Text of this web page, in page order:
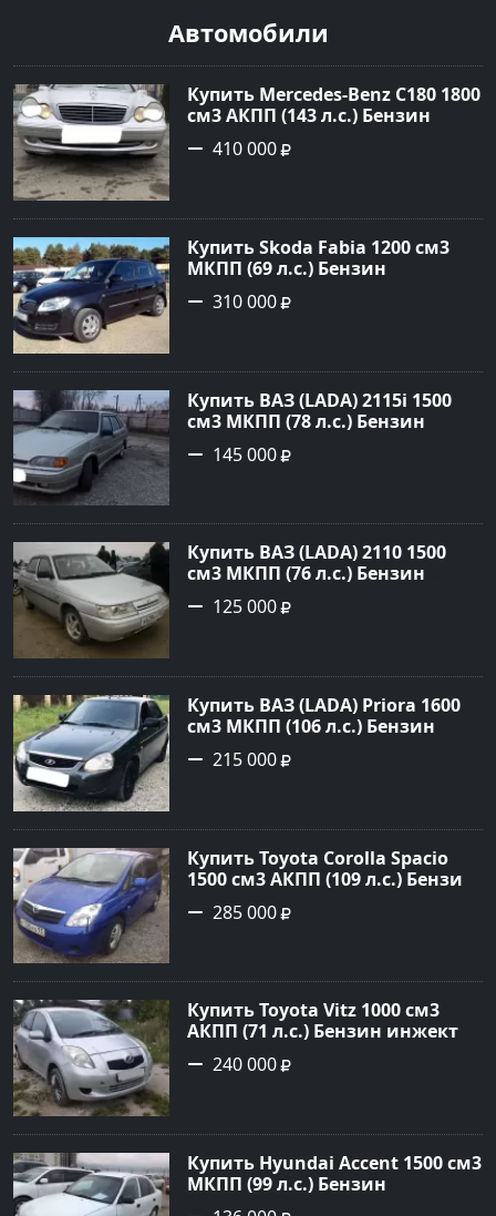
Автомобили
Купить Mercedes-Benz C180 1800
см3 АКПП (143 л.с.) Бензин
инжектор в Тимашевск : цвет
Серебряный Седан 2006 года по
Авторынок23
410 000
Купить Skoda Fabia 1200 см3
МКПП (69 л.с.) Бензин
инжектор в Кропоткин: цвет
черный Хетчбэк 2010 года по
Авторынок23
310 000
Купить ВАЗ (LADA) 2115i 1500
см3 МКПП (78 л.с.) Бензин
инжектор в Брюховецкая: цвет
Золотой Седан 2003 года по
Авторынок23
145 000
Купить ВАЗ (LADA) 2110 1500
см3 МКПП (76 л.с.) Бензин
инжектор в Новороссийск:
цвет белый Седан 2004 года по
Авторынок23
125 000
Купить ВАЗ (LADA) Priora 1600
см3 МКПП (106 л.с.) Бензин
инжектор в Темрюк : цвет
Серый Седан 2014 года по цене
215 000
Купить Toyota Corolla Spacio
1500 см3 АКПП (109 л.с.) Бензин
инжектор в Новороссийск:
цвет синий Минивэн 2002 года
Авторынок23
285 000
Купить Toyota Vitz 1000 см3
АКПП (71 л.с.) Бензин инжектор
в Раевская: цвет Серебристый
Хетчбэк 2005 года по цене
240 000
Купить Hyundai Accent 1500 см3
МКПП (99 л.с.) Бензин
инжектор в Анапа: цвет белый